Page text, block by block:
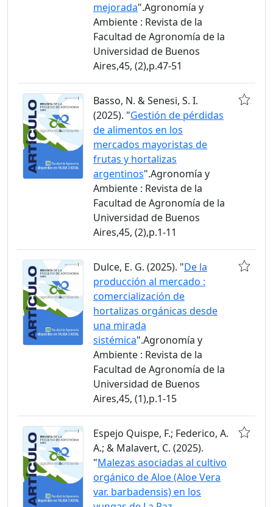
mejorada".Agronomía y
Ambiente : Revista de la
Facultad de Agronomía de la
Universidad de Buenos
Aires,45, (2),p.47-51
Basso, N. & Senesi, S. I.
(2025). "Gestión de pérdidas
de alimentos en los
mercados mayoristas de
frutas y hortalizas
argentinos".Agronomía y
Ambiente : Revista de la
Facultad de Agronomía de la
Universidad de Buenos
Aires,45, (2),p.1-11
Dulce, E. G. (2025). "De la
producción al mercado :
comercialización de
hortalizas orgánicas desde
una mirada
sistémica".Agronomía y
Ambiente : Revista de la
Facultad de Agronomía de la
Universidad de Buenos
Aires,45, (1),p.1-15
Espejo Quispe, F.; Federico, A.
A.; & Malavert, C. (2025).
"Malezas asociadas al cultivo
orgánico de Aloe (Aloe Vera
var. barbadensis) en los